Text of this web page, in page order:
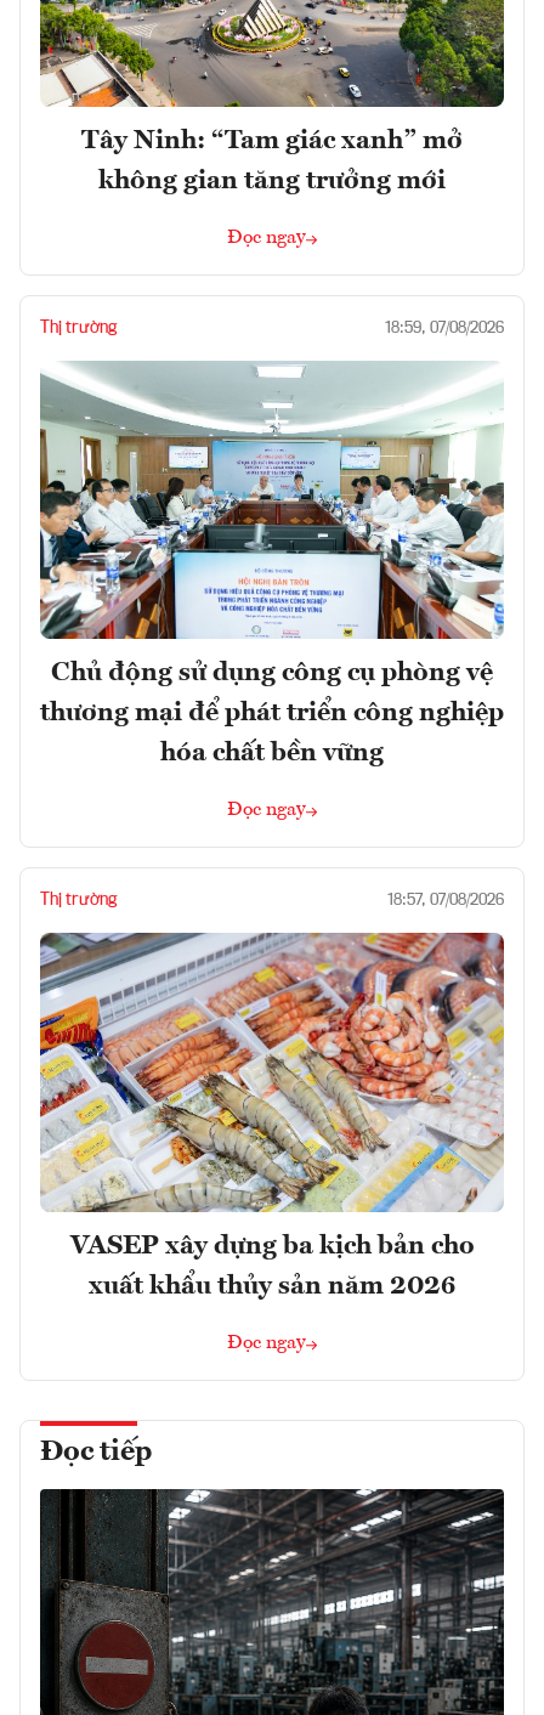
Tây Ninh: “Tam giác xanh” mở
không gian tăng trưởng mới
Đọc ngay
Thị trường 18:59, 07/08/2026
Chủ động sử dụng công cụ phòng vệ
thương mại để phát triển công nghiệp
hóa chất bền vững
Đọc ngay
Thị trường 18:57, 07/08/2026
VASEP xây dựng ba kịch bản cho
xuất khẩu thủy sản năm 2026
Đọc ngay
Đọc tiếp